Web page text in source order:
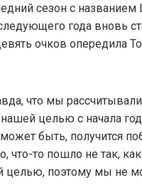
сезон с
года вновь
очков опередила
что мы
целью с начала
быть, получится
что-то пошло не так,
целью, поэтому мы не